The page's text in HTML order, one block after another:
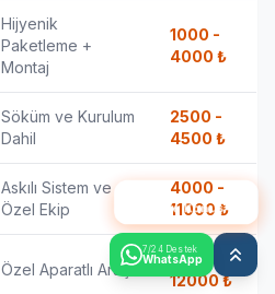
Hijyenik
Paketleme +
Montaj
1000 -
4000 ₺
Söküm ve Kurulum
Dahil
2500 -
4500 ₺
Askılı Sistem ve
Özel Ekip
4000 -
11000 ₺
Özel Aparatlı Araç
1500 -
12000₺
7/24 Destek
WhatsApp
Ateşnak AI
ile Konuş